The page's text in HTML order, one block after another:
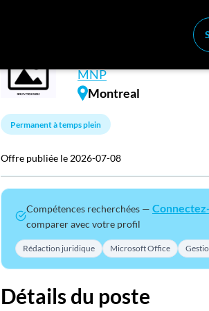
Nos
Written
MNP
Montreal
Permanent à temps plein
Offre publiée le 2026-07-08
Compétences recherchées —
comparer avec votre profil
Rédaction juridique Microsoft Office
Détails du poste